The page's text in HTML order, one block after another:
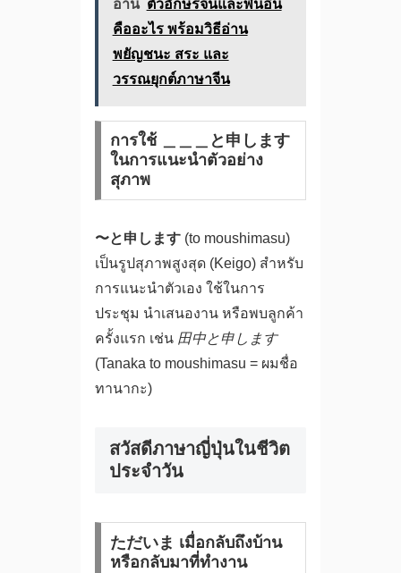
อ่าน ตัวอักษรจีนและพินอิน
คืออะไร พร้อมวิธีอ่าน
พยัญชนะ สระ และ
วรรณยุกต์ภาษาจีน
การใช้ ＿＿＿と申します
ในการแนะนำตัวอย่าง
สุภาพ
〜と申します(to moushimasu)
เป็นรูปสุภาพสูงสุด (Keigo) สำหรับ
การแนะนำตัวเอง ใช้ในการ
ประชุม นำเสนองาน หรือพบลูกค้า
ครั้งแรก เช่น 田中と申します
(Tanaka to moushimasu = ผมชื่อ
ทานากะ)
สวัสดีภาษาญี่ปุ่นในชีวิต
ประจำวัน
ただいま เมื่อกลับถึงบ้าน
หรือกลับมาที่ทำงาน